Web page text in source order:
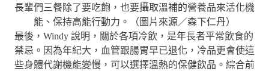
長輩們三餐除了要吃飽，也要攝取溫補的營養品來活化機
能、保持高能行動力。（圖片來源／森下仁丹）
最後，Windy 說明，關於各項冷飲，是年長者平常飲食的
禁忌。因為年紀大，血管跟腸胃早已退化，冷品更會使這
些身體代謝機能變慢，可以選擇溫熱的保健飲品。綜合前